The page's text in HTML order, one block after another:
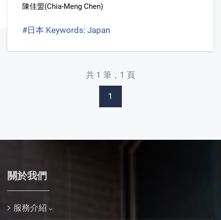
陳佳盟(Chia-Meng Chen)
#日本 Keywords: Japan
共 1 筆，1 頁
1
關於我們
服務介紹